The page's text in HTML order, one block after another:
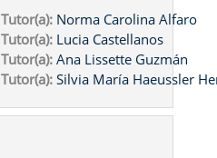
Tutor(a): Norma Carolina Alfaro
Tutor(a): Lucia Castellanos
Tutor(a): Ana Lissette Guzmán
Tutor(a): Silvia María Haeussler